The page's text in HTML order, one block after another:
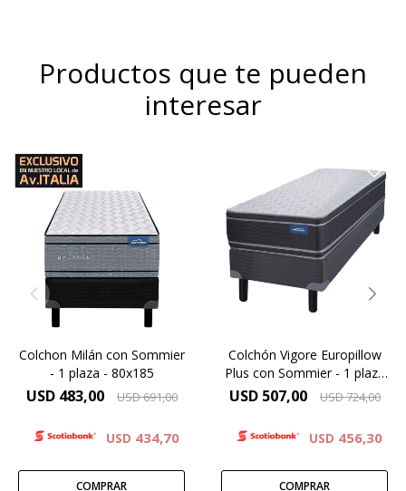
Productos que te pueden
interesar
Una combinación de
espumas firmes y
sostenibles, altura de
colchón 29 cm y 64 cm la
suma del colchón y el
sommier.
Doble confort gracias a las
capas de espuma
Extrafirm contenidas por un
Europillow.
Colchon Milán con Sommier
- 1 plaza - 80x185
USD 483,00 USD691,00
USD 434,70
Europillow Plus, Altura de
colchón 26 cm y 61 cm la
suma del colchón y el
sommier.
Modelo diseñado para
personas de gran
contextura física
Máxima Densidad
Copolimérica 60 kg.
ORTOPÉDICO
Altura 26 cms.
Colchón Vigore Europillow
Plus con Sommier - 1 plaza
80x185
USD 507,00 USD724,00
USD 456,30